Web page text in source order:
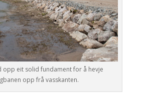
opp eit solid fundament for å hevje
opp frå vasskanten.